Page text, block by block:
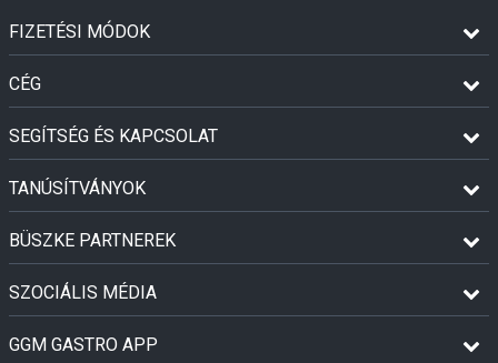
FIZETÉSI MÓDOK
CÉG
SEGÍTSÉG ÉS KAPCSOLAT
TANÚSÍTVÁNYOK
BÜSZKE PARTNEREK
SZOCIÁLIS MÉDIA
GGM GASTRO APP